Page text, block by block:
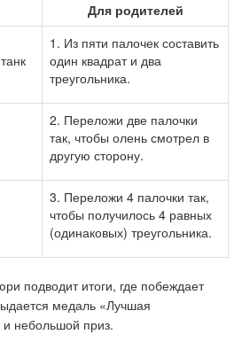
Для родителей
1. Из пяти палочек составить
один квадрат и два
треугольника.
2. Переложи две палочки
так, чтобы олень смотрел в
другую сторону.
3. Переложи 4 палочки так,
чтобы получилось 4 равных
(одинаковых) треугольника.
подводит итоги, где побеждает
медаль «Лучшая
и небольшой приз.